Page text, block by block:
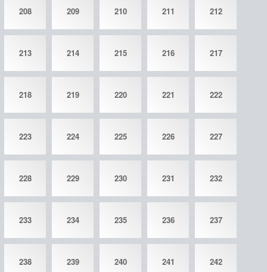
208 209 210 211 212
213 214 215 216 217
218 219 220 221 222
223 224 225 226 227
228 229 230 231 232
233 234 235 236 237
238 239 240 241 242